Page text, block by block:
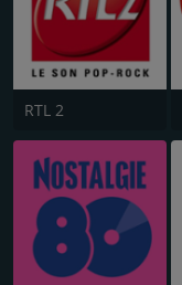
RTL 2